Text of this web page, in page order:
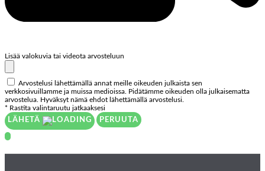
Lisää valokuvia tai videota arvosteluun
Arvostelusi lähettämällä annat meille oikeuden julkaista sen
verkkosivuillamme ja muissa medioissa. Pidätämme oikeuden olla julkaisematta
arvostelua. Hyväksyt nämä ehdot lähettämällä arvostelusi.
* Rastita valintaruutu jatkaaksesi
LÄHETÄ
PERUUTA